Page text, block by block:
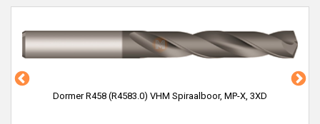
Dormer R458 (R4583.0) VHM Spiraalboor, MP-X, 3XD